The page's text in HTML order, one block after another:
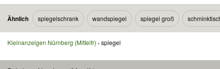
Ähnlich spiegelschrank wandspiegel spiegel groß
Kleinanzeigen Nürnberg (Mittelfr) spiegel